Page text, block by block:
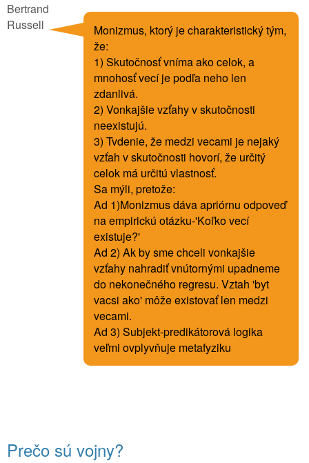
Bertrand
Russell
Monizmus, ktorý je charakteristický tým,
že:
1) Skutočnosť vníma ako celok, a
mnohosť vecí je podľa neho len
zdanlivá.
2) Vonkajšie vzťahy v skutočnosti
neexistujú.
3) Tvdenie, že medzi vecami je nejaký
vzťah v skutočnosti hovorí, že určitý
celok má určitú vlastnosť.
Sa mýli, pretože:
Ad 1)Monizmus dáva apriórnu odpoveď
na empirickú otázku-'Koľko vecí
existuje?'
Ad 2) Ak by sme chceli vonkajšie
vzťahy nahradiť vnútornými upadneme
do nekonečného regresu. Vztah 'byt
vacsi ako' môže existovať len medzi
vecami.
Ad 3) Subjekt-predikátorová logika
veľmi ovplyvňuje metafyziku
Prečo sú vojny?